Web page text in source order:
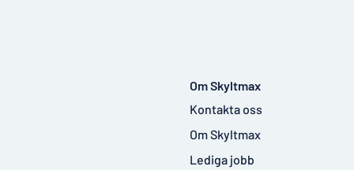
Om Skyltmax
Kontakta oss
Om Skyltmax
Lediga jobb